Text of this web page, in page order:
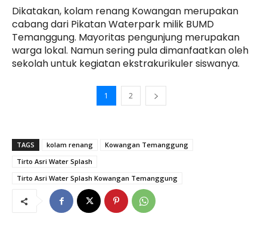
Dikatakan, kolam renang Kowangan merupakan
cabang dari Pikatan Waterpark milik BUMD
Temanggung. Mayoritas pengunjung merupakan
warga lokal. Namun sering pula dimanfaatkan oleh
sekolah untuk kegiatan ekstrakurikuler siswanya.
1 2
TAGS kolam renang
Kowangan Temanggung
Tirto Asri Water Splash
Tirto Asri Water Splash Kowangan Temanggung